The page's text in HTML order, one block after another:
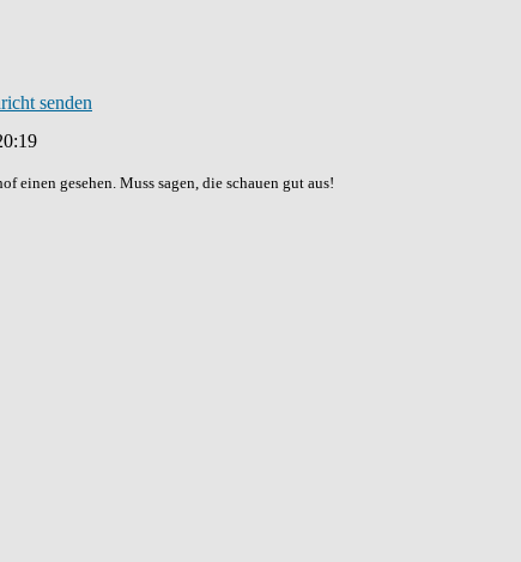
einen gesehen. Muss sagen, die schauen gut aus!